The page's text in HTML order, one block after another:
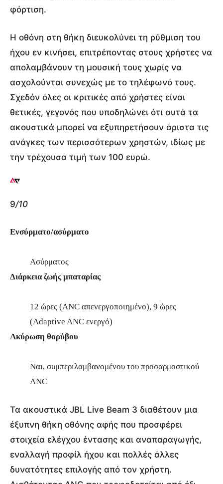
φόρτιση.
Η οθόνη στη θήκη διευκολύνει τη ρύθμιση του
ήχου εν κινήσει, επιτρέποντας στους χρήστες να
απολαμβάνουν τη μουσική τους χωρίς να
ασχολούνται συνεχώς με το τηλέφωνό τους.
Σχεδόν όλες οι κριτικές από χρήστες είναι
θετικές, γεγονός που υποδηλώνει ότι αυτά τα
ακουστικά μπορεί να εξυπηρετήσουν άριστα τις
ανάγκες των περισσότερων χρηστών, ιδίως με
την τρέχουσα τιμή των 100 ευρώ.
9/10
Ενσύρματο/ασύρματο
Ασύρματος
Διάρκεια ζωής μπαταρίας
12 ώρες (ANC απενεργοποιημένο), 9 ώρες
(Adaptive ANC ενεργό)
Ακύρωση θορύβου
Ναι, συμπεριλαμβανομένου του προσαρμοστικού
ANC
Τα ακουστικά JBL Live Beam 3 διαθέτουν μια
έξυπνη θήκη οθόνης αφής που προσφέρει
στοιχεία ελέγχου έντασης και αναπαραγωγής,
εναλλαγή προφίλ ήχου και πολλές άλλες
δυνατότητες επιλογής από τον χρήστη.